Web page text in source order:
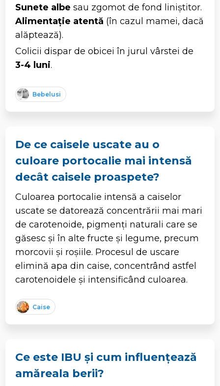
Sunete albe sau zgomot de fond liniștitor.
Alimentație atentă (în cazul mamei, dacă
alăptează).
Colicii dispar de obicei în jurul vârstei de
3-4 luni.
Bebelusi
De ce caisele uscate au o
culoare portocalie mai intensă
decât caisele proaspete?
Culoarea portocalie intensă a caiselor
uscate se datorează concentrării mai mari
de carotenoide, pigmenți naturali care se
găsesc și în alte fructe și legume, precum
morcovii și roșiile. Procesul de uscare
elimină apa din caise, concentrând astfel
carotenoidele și intensificând culoarea.
Caise
Ce este IBU și cum influențează
amăreala berii?